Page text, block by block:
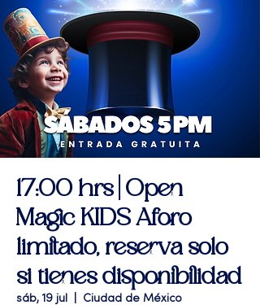
17:00 hrs | Open
Magic KIDS Aforo
limitado, reserva solo
si tienes disponibilidad
sáb, 19 jul Ciudad de México